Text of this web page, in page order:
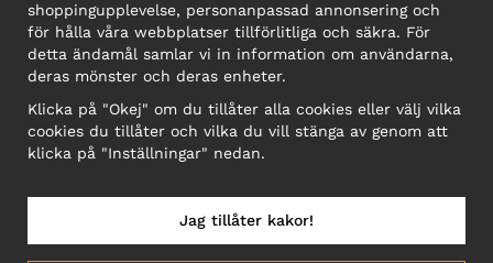
FÖRETAG
Motley Denim Europe OÜ
Narva mnt 5, EE-10117 Tallinn
Org: 12356245, Momsnummer: SE502090048501
OBS! Skicka inte varureturer till denna adress!
shoppingupplevelse, personanpassad annonsering och
för hålla våra webbplatser tillförlitliga och säkra. För
detta ändamål samlar vi in information om användarna,
deras mönster och deras enheter.
Klicka på "Okej" om du tillåter alla cookies eller välj vilka
cookies du tillåter och vilka du vill stänga av genom att
klicka på "Inställningar" nedan.
Jag tillåter kakor!